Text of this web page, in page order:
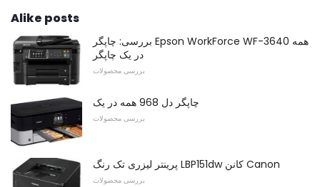
Alike posts
بررسی: چاپگر Epson WorkForce WF-3640 همه
در یک چاپگر
بررسی محصولات
چاپگر دل 968 همه در یک
بررسی محصولات
پرینتر لیزری تک رنگ LBP151dw کانن Canon
بررسی محصولات